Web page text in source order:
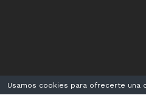
Usamos cookies para ofrecerte una